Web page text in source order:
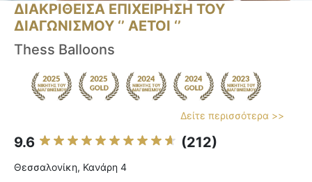
ΔΙΑΚΡΙΘΕΙΣΑ ΕΠΙΧΕΙΡΗΣΗ ΤΟΥ
ΔΙΑΓΩΝΙΣΜΟΥ ‘’ ΑΕΤΟΙ ‘’
Thess Balloons
Δείτε περισσότερα >>
9.6 (212)
Θεσσαλονίκη, Κανάρη 4